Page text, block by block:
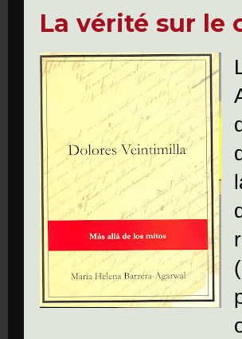
La vérité sur le